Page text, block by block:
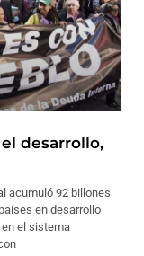
desarrollo,
acumuló 92 billones
en desarrollo
el sistema